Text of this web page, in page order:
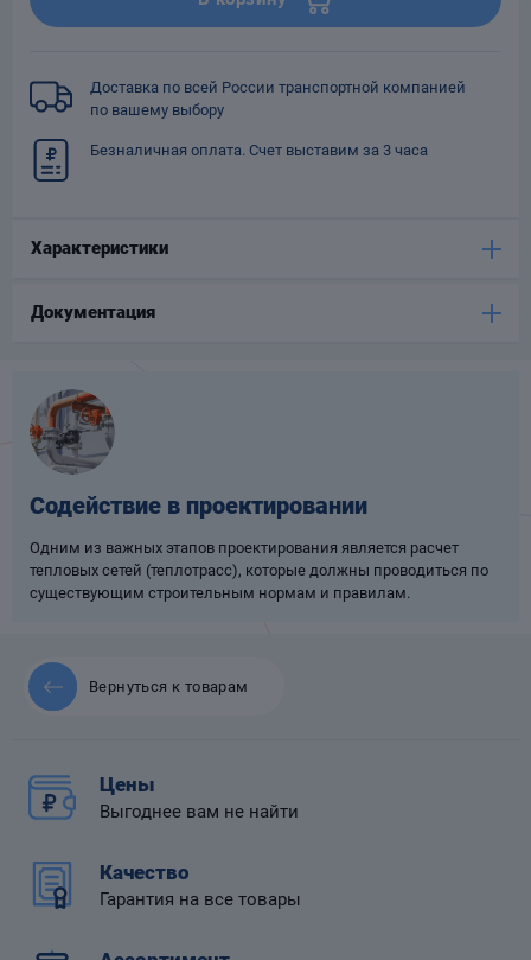
Доставка по всей России транспортной компанией
по вашему выбору
Безналичная оплата. Счет выставим за 3 часа
Характеристики
Документация
Содействие в проектировании
Одним из важных этапов проектирования является расчет
тепловых сетей (теплотрасс), которые должны проводиться по
существующим строительным нормам и правилам.
Вернуться к товарам
Цены
Выгоднее вам не найти
Качество
Гарантия на все товары
трубопроводов
Компенсаторы